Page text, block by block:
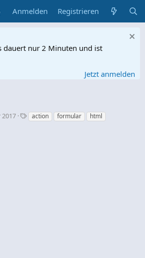
Anmelden Registrieren
dauert nur 2 Minuten und ist
Jetzt anmelden
S
c
action formular
html